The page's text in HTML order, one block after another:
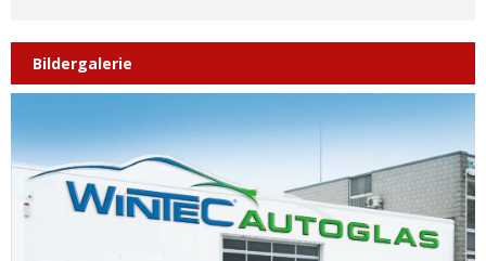
Bildergalerie